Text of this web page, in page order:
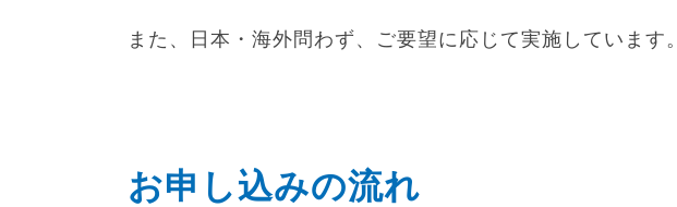
また、日本・海外問わず、ご要望に応じて実施しています。
お申し込みの流れ